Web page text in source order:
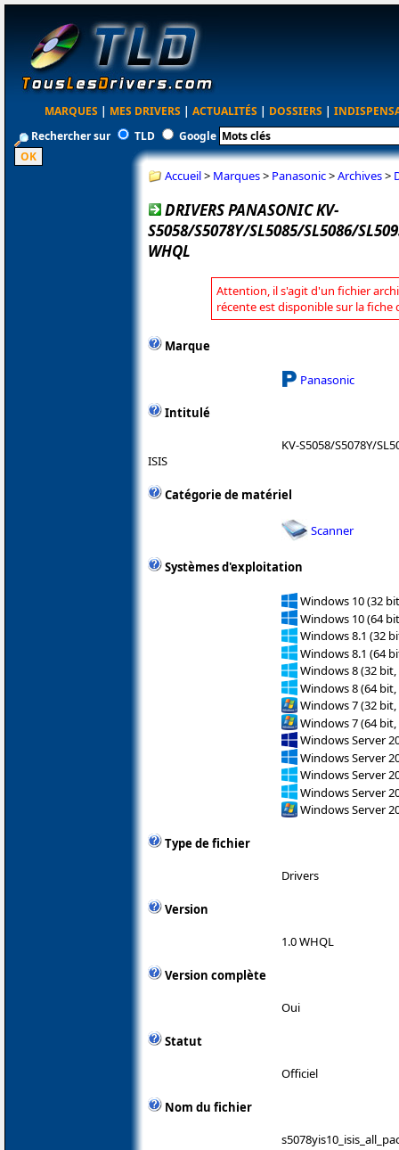
MARQUES | MES DRIVERS | ACTUALITÉS | DOSSIERS |
Rechercher sur
TLD Google
Accueil> Marques> Panasonic>Archives>
DRIVERS PANASONIC KV-
S5058/S5078Y/SL5085/SL5086/
WHQL
Attention, il s'agit d'un fichier
récente est disponible sur la fiche
Marque
Panasonic
Intitulé
KV-S5058/S5078Y/
ISIS
Catégorie de matériel
Scanner
Systèmes d'exploitation
Windows 10 (32
Windows 10 (64
Windows 8.1 (32
Windows 8.1 (64
Windows 8 (32 bit,
Windows 8 (64 bit,
Windows 7 (32 bit,
Windows 7 (64 bit,
Windows Server
Windows Server
Windows Server
Windows Server
Windows Server
Type de fichier
Drivers
Version
1.0 WHQL
Version complète
Oui
Statut
Officiel
Nom du fichier